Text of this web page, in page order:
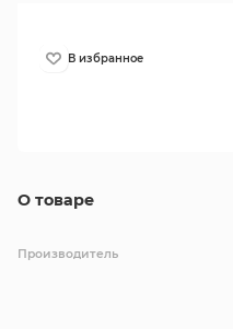
О товаре
Производитель